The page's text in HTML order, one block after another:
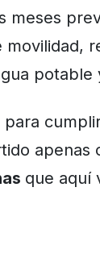
meses
potable
apenas
que aquí